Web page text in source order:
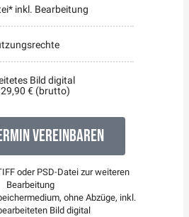
inkl. Bearbeitung
Bild digital
€ (brutto)
vereinbaren
oder PSD-Datei zur weiteren
Bearbeitung
ohne Abzüge, inkl.
Bild digital